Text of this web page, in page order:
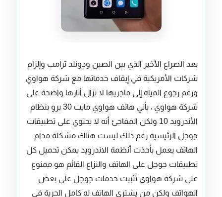
بعد الصراع الأخير الذي بين الصين ودونلد ترامب وإلزام
شركات الأمريكية في إيقاف خدماتها مع شركة هواوي
ورغم رجوع المياه إلى ماجريها لا تزال أتارها واضحة على
شركة هواوي ، يأتي هاتف هواوي مايت 30 برو بنظام
الأندرويد 10 ولكن المفاجئ أنه لا يحتوي على تطبيقات
جوجل الرئيسية رغم ذلك ليست هناك مشكلة مدام
الهاتف يعمل بأحذث أنظمة الاندرويد يمكن تحميل كل
تطبيقات جوجل على الهاتف والنزاع القائم هو ممنوع
على شركة هواوي تثبيت خدمات جوجل على بعض
الهواتف ولكن من يشتري الهاتف له كامل الحرية في